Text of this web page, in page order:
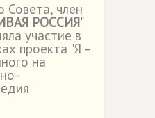
Совета, член
РОССИЯ"
участие в
проекта "Я –
на